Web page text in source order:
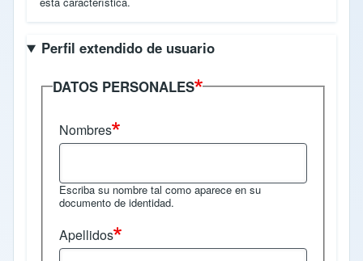
Perfil extendido de usuario
DATOS PERSONALES
Nombres
Escriba su nombre tal como aparece en su
documento de identidad.
Apellidos